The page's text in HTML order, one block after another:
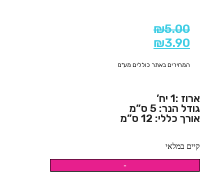
₪5.00
₪3.90
המחירים באתר כוללים מע"מ
ארוז :1 יח’
גודל הנר: 5 ס”מ
אורך כללי: 12 ס”מ
קיים במלאי